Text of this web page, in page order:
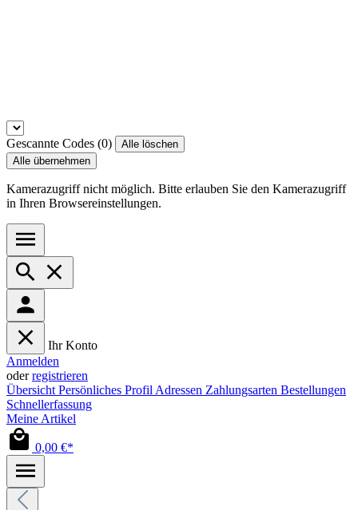
Gescannte Codes (0)
Alle löschen
Alle übernehmen
Kamerazugriff nicht möglich. Bitte erlauben Sie den Kamerazugriff
in Ihren Browsereinstellungen.
Ihr Konto
Anmelden
oderregistrieren
Übersicht Persönliches Profil Adressen Zahlungsarten Bestellungen
Schnellerfassung
Meine Artikel
0,00 €*